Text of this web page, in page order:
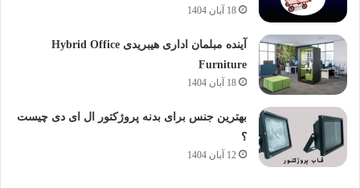
18 آبان 1404
آینده مبلمان اداری هیبریدی Hybrid Office
Furniture
18 آبان 1404
بهترین جنس برای بدنه پروژکتور ال ای دی چیست
؟
12 آبان 1404